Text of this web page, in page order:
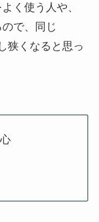
く使う人や、
で、同じ
狭くなると思っ